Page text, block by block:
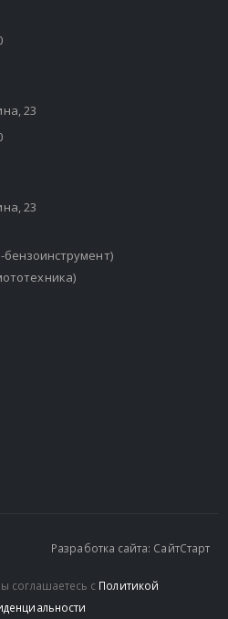
23
23
бензоинструмент)
Разработка сайта: СайтСтарт
соглашаетесь с Политикой